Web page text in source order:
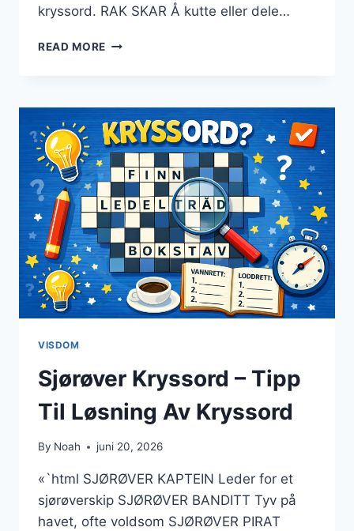
kryssord. RAK SKAR Å kutte eller dele…
READ MORE RAK
LØSER
DU
KRYSSORD
EFFEKTIVT
VISDOM
Sjørøver Kryssord – Tipp
Til Løsning Av Kryssord
By Noah juni 20, 2026
«`html SJØRØVER KAPTEIN Leder for et
sjørøverskip SJØRØVER BANDITT Tyv på
havet, ofte voldsom SJØRØVER PIRAT